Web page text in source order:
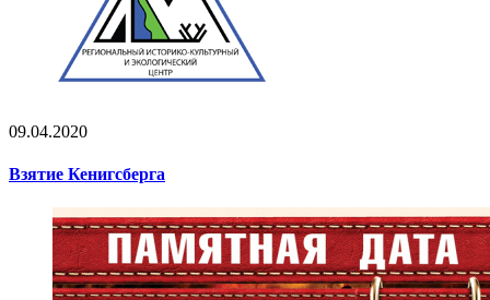
09.04.2020
Взятие Кенигсберга